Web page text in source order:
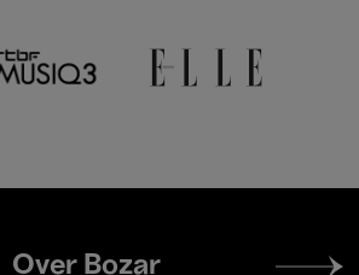
Footer
Over Bozar